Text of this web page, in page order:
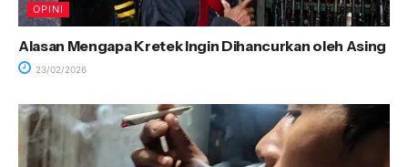
OPINI
Alasan Mengapa Kretek Ingin Dihancurkan oleh Asing
23/02/2026